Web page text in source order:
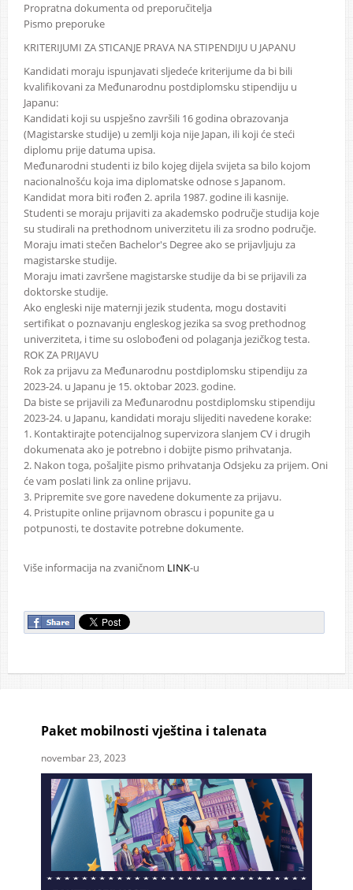
Propratna dokumenta od preporučitelja
Pismo preporuke
KRITERIJUMI ZA STICANJE PRAVA NA STIPENDIJU U JAPANU
Kandidati moraju ispunjavati sljedeće kriterijume da bi bili
kvalifikovani za Međunarodnu postdiplomsku stipendiju u
Japanu:
Kandidati koji su uspješno završili 16 godina obrazovanja
(Magistarske studije) u zemlji koja nije Japan, ili koji će steći
diplomu prije datuma upisa.
Međunarodni studenti iz bilo kojeg dijela svijeta sa bilo kojom
nacionalnošću koja ima diplomatske odnose s Japanom.
Kandidat mora biti rođen 2. aprila 1987. godine ili kasnije.
Studenti se moraju prijaviti za akademsko područje studija koje
su studirali na prethodnom univerzitetu ili za srodno područje.
Moraju imati stečen Bachelor's Degree ako se prijavljuju za
magistarske studije.
Moraju imati završene magistarske studije da bi se prijavili za
doktorske studije.
Ako engleski nije maternji jezik studenta, mogu dostaviti
sertifikat o poznavanju engleskog jezika sa svog prethodnog
univerziteta, i time su oslobođeni od polaganja jezičkog testa.
ROK ZA PRIJAVU
Rok za prijavu za Međunarodnu postdiplomsku stipendiju za
2023-24. u Japanu je 15. oktobar 2023. godine.
Da biste se prijavili za Međunarodnu postdiplomsku stipendiju
2023-24. u Japanu, kandidati moraju slijediti navedene korake:
1. Kontaktirajte potencijalnog supervizora slanjem CV i drugih
dokumenata ako je potrebno i dobijte pismo prihvatanja.
2. Nakon toga, pošaljite pismo prihvatanja Odsjeku za prijem. Oni
će vam poslati link za online prijavu.
3. Pripremite sve gore navedene dokumente za prijavu.
4. Pristupite online prijavnom obrascu i popunite ga u
potpunosti, te dostavite potrebne dokumente.
Više informacija na zvaničnom LINK-u
Paket mobilnosti vještina i talenata
novembar 23, 2023